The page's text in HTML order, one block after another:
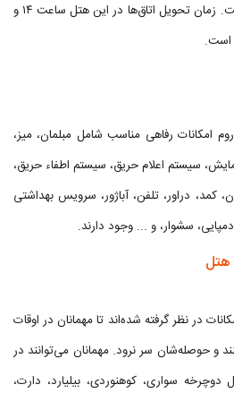
دخانیات در هتل اکیداً ممنوع است. زمان تحویل اتاق‌ها در این هتل ساعت ۱۴ و
امکانات رفاهی مناسب شامل مبلمان، میز،
سیستم اعلام حریق، سیستم اطفاء حریق،
کمد، دراور، تلفن، آباژور، سرویس بهداشتی
سشوار، و ... وجود دارند.
هتل
در نظر گرفته شده‌اند تا مهمانان در اوقات
و حوصله‌شان سر نرود. مهمانان می‌توانند در
سواری، کوهنوردی، بیلیارد، دارت،